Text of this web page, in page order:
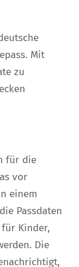
Mit
zu
für die
vor
einem
Passdaten
Kinder,
Die